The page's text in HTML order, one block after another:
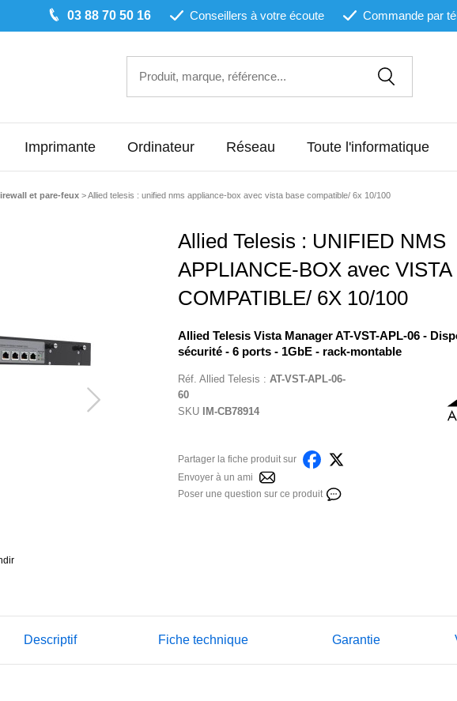
03 88 70 50 16 Conseillers à votre écoute Commande par
Imprimante Ordinateur Réseau Toute l'informatique
et pare-feux>Allied telesis : unified nms appliance-box avec vista base compatible/ 6x 10/100
Allied Telesis : UNIFIED NMS
APPLIANCE-BOX avec VISTA
COMPATIBLE/ 6X 10/100
Allied Telesis Vista Manager AT-VST-APL-06 -
sécurité - 6 ports - 1GbE - rack-montable
Réf. Allied Telesis : AT-VST-APL-06-
60
SKU
IM-CB78914
Partager la fiche produit sur
Envoyer à un ami
Poser une question sur ce produit
Descriptif Fiche technique Garantie